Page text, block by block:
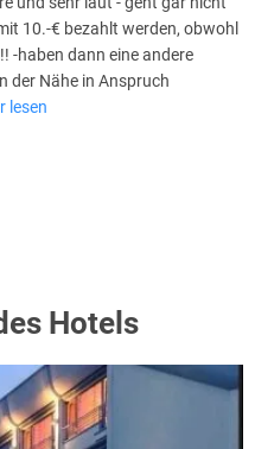
10.-€ bezahlt werden, obwohl
-haben dann eine andere
der Nähe in Anspruch
lesen
Hotels